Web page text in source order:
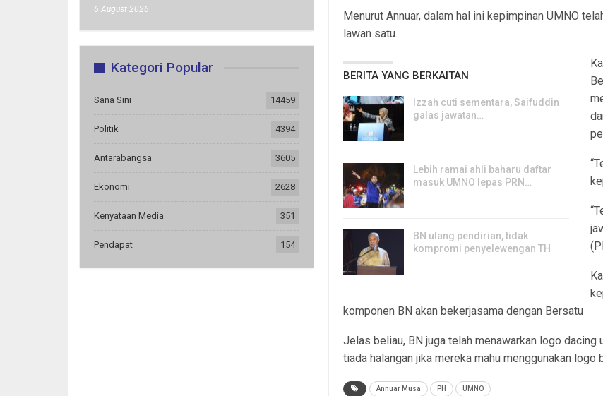
Menurut Annuar, dalam hal ini kepimpinan UMNO
lawan satu.
BERITA YANG BERKAITAN
Izzah cuti sementara, Saifuddin
galas jawatan…
Lebih ramai ahli baharu daftar
masuk UMNO lepas PRN…
BN ulang pendirian, tidak
kompromi penyelewengan TH
komponen BN akan bekerjasama dengan Bersatu
Jelas beliau, BN juga telah menawarkan logo
tiada halangan jika mereka mahu menggunakan logo
Annuar Musa PH UMNO
6 August 2026
Kategori Popular
Sana Sini 14459
Politik 4394
Antarabangsa 3605
Ekonomi 2628
Kenyataan Media 351
Pendapat 154